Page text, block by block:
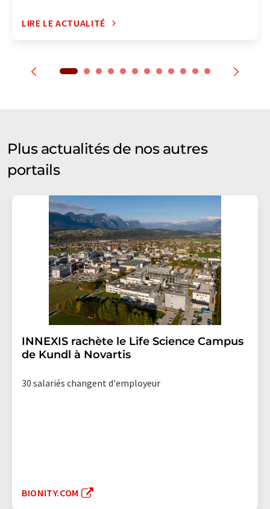
LIRE LE ACTUALITÉ
Plus actualités de nos autres
portails
INNEXIS rachète le Life Science Campus
de Kundl à Novartis
30 salariés changent d'employeur
BIONITY.COM